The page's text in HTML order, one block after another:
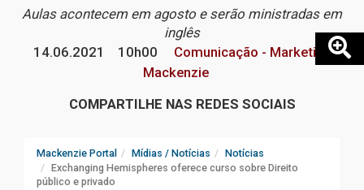
Aulas acontecem em agosto e serão ministradas em
inglês
14.06.2021
10h00
Comunicação - Marketing
Mackenzie
COMPARTILHE NAS REDES SOCIAIS
Mackenzie Portal Mídias / Notícias
Notícias
Exchanging Hemispheres oferece curso sobre Direito
público e privado